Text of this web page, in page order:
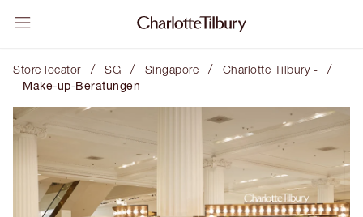
Store locator / SG / Singapore / Charlotte Tilbury - /
Make-up-Beratungen